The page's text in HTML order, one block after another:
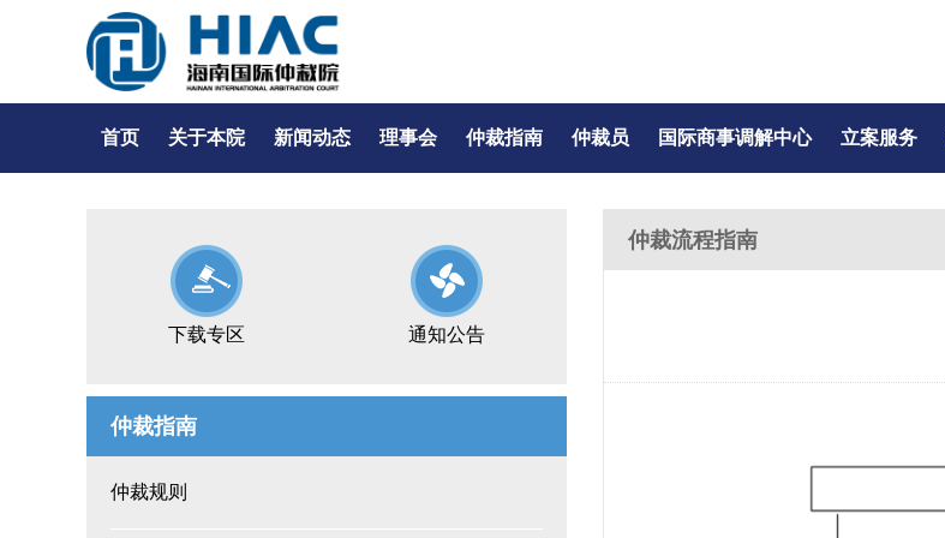
首页 关于本院 新闻动态 理事会 仲裁指南 仲裁员 国际商事调解中心 立案服务
下载专区 通知公告
仲裁指南
仲裁规则
仲裁流程指南